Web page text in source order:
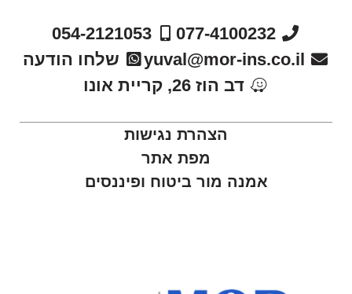
077-4100232
054-2121053
yuval@mor-ins.co.il
שלחו הודעה
דב הוז 26, קריית אונו
הצהרת נגישות
מפת אתר
אמנה מור ביטוח ופיננסים